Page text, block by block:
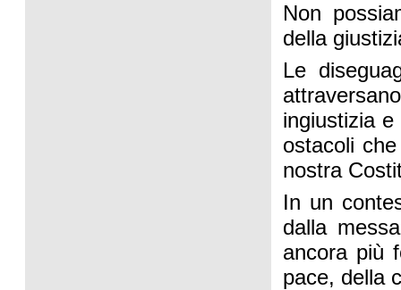
Non
della
Le
ingiustizia
ostacoli
nostra
In un
dalla
ancora più
pace, della